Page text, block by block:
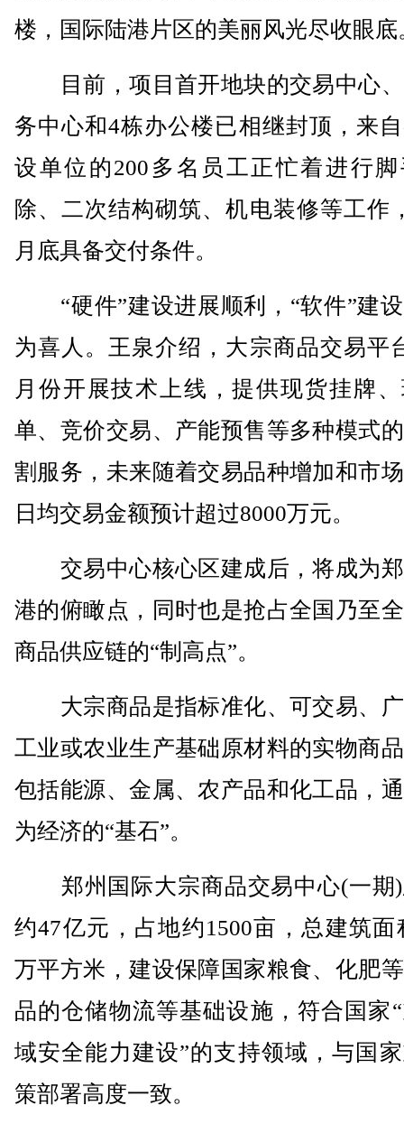
楼，国际陆港片区的美丽风光尽收眼底
目前，项目首开地块的交易中心
务中心和4栋办公楼已相继封顶，来
设单位的200多名员工正忙着进行
除、二次结构砌筑、机电装修等工作
月底具备交付条件。
“硬件”建设进展顺利，“软件”建
为喜人。王泉介绍，大宗商品交易平
月份开展技术上线，提供现货挂牌
单、竞价交易、产能预售等多种模式
割服务，未来随着交易品种增加和市
日均交易金额预计超过8000万元。
交易中心核心区建成后，将成为
港的俯瞰点，同时也是抢占全国乃至
商品供应链的“制高点”。
大宗商品是指标准化、可交易、
工业或农业生产基础原材料的实物商
包括能源、金属、农产品和化工品，
为经济的“基石”。
郑州国际大宗商品交易中心(一期)
约47亿元，占地约1500亩，总建筑面
万平方米，建设保障国家粮食、化肥
品的仓储物流等基础设施，符合国家
域安全能力建设”的支持领域，与国
策部署高度一致。